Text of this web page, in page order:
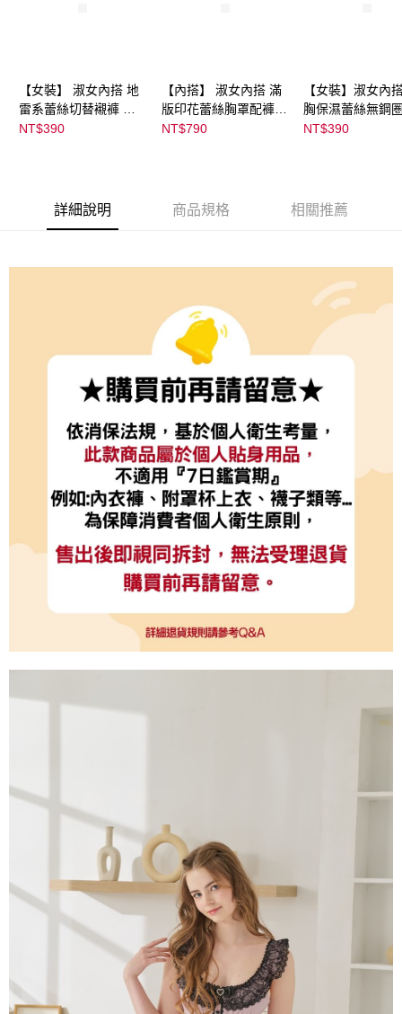
【女裝】 淑女內搭 地
雷系蕾絲切替襯褲 ｜
07033C05374000001
NT$390
【內搭】 淑女內搭 滿
版印花蕾絲胸罩配褲成
套組 （♡ᔆ ᴬ ᴷ ᴵ ᴷ ᵁ ᴿ ᵁ
NT$790
【女裝】淑女內
胸保濕蕾絲無鋼
｜
NT$390
詳細說明 商品規格 相關推薦